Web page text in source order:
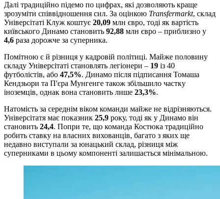
Далі традиційно підемо по цифрах, які дозволяють краще
зрозуміти співвідношення сил. За оцінкою Transfermarkt, склад
Універсітаті Клуж коштує 20,09 млн євро, тоді як вартість
київського Динамо становить 92,88 млн євро – приблизно у
4,6 раза дорожче за суперника.
Помітною є й різниця у кадровій політиці. Майже половину
складу Універсітаті становлять легіонери – 19 із 40
футболістів, або 47,5%. Динамо після підписання Томаша
Кендзьори та П'єра Мунгенге також збільшило частку
іноземців, однак вона становить лише 23,3%.
Натомість за середнім віком команди майже не відрізняються.
Універсітатя має показник 25,9 року, тоді як у Динамо він
становить 24,4. Попри те, що команда Костюка традиційно
робить ставку на власних вихованців, багато з яких ще
недавно виступали за юнацький склад, різниця між
суперниками в цьому компоненті залишається мінімальною.